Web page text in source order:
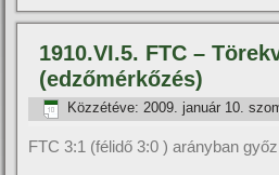
1910.VI.5. FTC –
(edzőmérkőzés)
Közzétéve: 2009. január 10.
FTC 3:1 (félidő 3:0 ) arányban